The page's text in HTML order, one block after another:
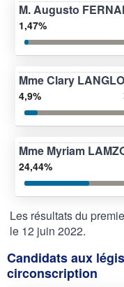
M. Augusto
1,47%
Mme Clary
4,9%
Mme Myriam
24,44%
Les résultats du
le 12 juin 2022.
Candidats aux
circonscription